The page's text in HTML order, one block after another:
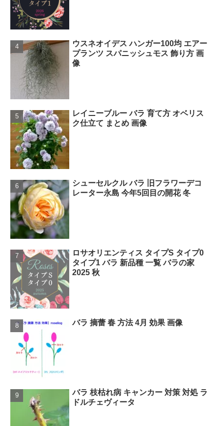
ウスネオイデス ハンガー100均 エアー
プランツ スパニッシュモス 飾り方 画
像
レイニーブルー バラ 育て方 オベリス
ク仕立て まとめ 画像
シューセルクル バラ 旧フラワーデコ
レーター永島 今年5回目の開花 冬
ロサオリエンティス タイプS タイプ0
タイプ1 バラ 新品種 一覧 バラの家
2025 秋
バラ 摘蕾 春 方法 4月 効果 画像
バラ 枝枯れ病 キャンカー 対策 対処 ラ
ドルチェヴィータ